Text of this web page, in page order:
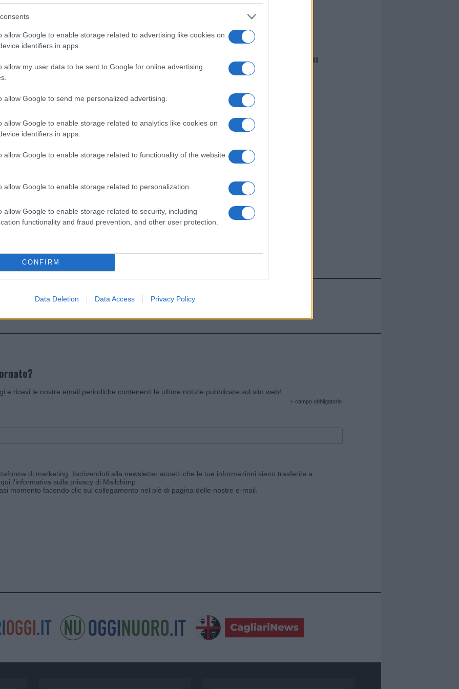
allow Google to enable storage related to advertising like cookies on
identifiers in apps.
allow my user data to be sent to Google for online advertising
allow Google to send me personalized advertising.
allow Google to enable storage related to analytics like cookies on
identifiers in apps.
allow Google to enable storage related to functionality of the website
allow Google to enable storage related to personalization.
allow Google to enable storage related to security, including
functionality and fraud prevention, and other user protection.
CONFIRM
Data Deletion Data Access Privacy Policy
i tuoi video e le tue foto
+39 345 356 7512
di GalluraOggi.it
news da
I nostri cari
Giovannimaria Cabras
Invia un Comunicato Stampa Pubblicità Segnala
e ricevi le nostre email periodiche contenenti le ultime notizie pubblicate sul sito web!
* campo obbligatorio
di marketing. Iscrivendoti alla newsletter accetti che le tue informazioni siano trasferite a
l'informativa sulla privacy di Mailchimp
momento facendo clic sul collegamento nel piè di pagina delle nostre e-mail.